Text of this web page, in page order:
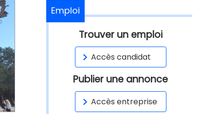
Emploi
Trouver un emploi
Accès candidat
Publier une annonce
Accès entreprise